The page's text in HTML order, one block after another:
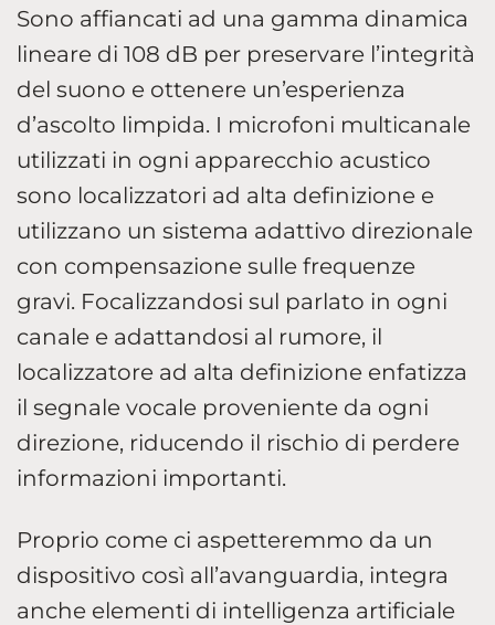
Sono affiancati ad una gamma dinamica
lineare di 108 dB per preservare l’integrità
del suono e ottenere un’esperienza
d’ascolto limpida. I microfoni multicanale
utilizzati in ogni apparecchio acustico
sono localizzatori ad alta definizione e
utilizzano un sistema adattivo direzionale
con compensazione sulle frequenze
gravi. Focalizzandosi sul parlato in ogni
canale e adattandosi al rumore, il
localizzatore ad alta definizione enfatizza
il segnale vocale proveniente da ogni
direzione, riducendo il rischio di perdere
informazioni importanti.
Proprio come ci aspetteremmo da un
dispositivo così all’avanguardia, integra
anche elementi di intelligenza artificiale